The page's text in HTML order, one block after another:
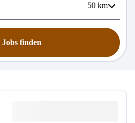
50 km
Jobs finden